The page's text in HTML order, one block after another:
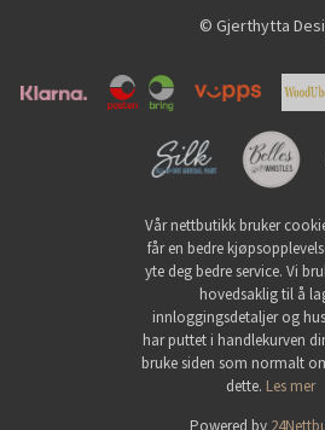
© Gjerthytta
Vår nettbutikk bruker
får en bedre
yte deg bedre service. Vi
hovedsaklig til å
innloggingsdetaljer og
har puttet i handlekurven
bruke siden som normalt
dette. Les mer
Powered by